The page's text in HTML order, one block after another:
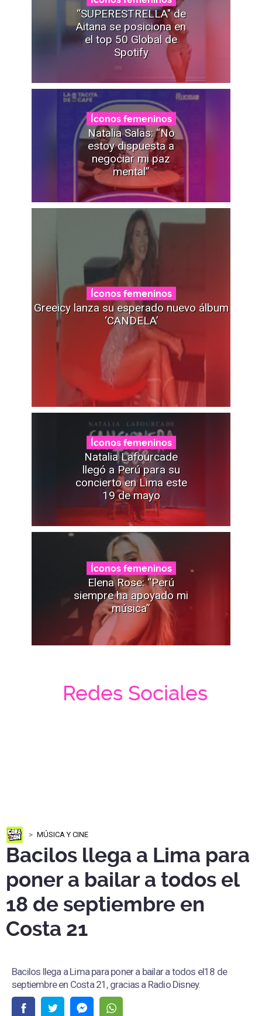
“SUPERESTRELLA" de
Aitana se posiciona en
el top 50 Global de
Spotify
Íconos femeninos
Natalia Salas: “No
estoy dispuesta a
negociar mi paz
mental”
Íconos femeninos
Greeicy lanza su esperado nuevo álbum
‘CANDELA’
Íconos femeninos
Natalia Lafourcade
llegó a Perú para su
concierto en Lima este
19 de mayo
Íconos femeninos
Elena Rose: “Perú
siempre ha apoyado mi
música”
Redes Sociales
MÚSICA Y CINE
Bacilos llega a Lima para
poner a bailar a todos el
18 de septiembre en
Costa 21
Bacilos llega a Lima para poner a bailar a todos el18 de
septiembre en Costa 21, gracias a Radio Disney.